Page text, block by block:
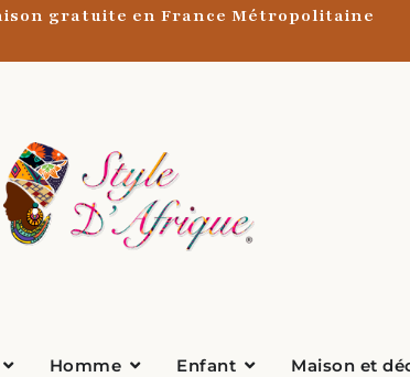
gratuite en France Métropolitaine
Ouvrir Femme
Homme Ouvrir Homme
Enfant Ouvrir Enfant
Maison et